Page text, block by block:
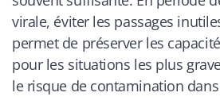
virale, éviter les passages
permet de préserver les
pour les situations les plus
le risque de contamination dans